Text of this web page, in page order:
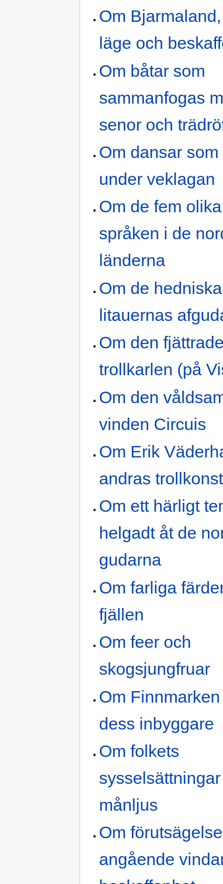
Om
läge och
Om båtar som
sammanfogas
senor och
Om dansar
under veklagan
Om de fem olika
språken i de
länderna
Om de hedniska
litauernas
Om den
trollkarlen (på
Om den
vinden Circuis
Om Erik
andras
Om ett härligt
helgadt åt de
gudarna
Om farliga
fjällen
Om feer och
skogsjungfruar
Om
dess inbyggare
Om folkets
månljus
Om
angående